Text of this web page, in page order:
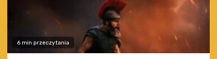
6 min przeczytania